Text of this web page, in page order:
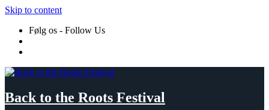
Skip to content
Følg os - Follow Us
Back to the Roots Festival